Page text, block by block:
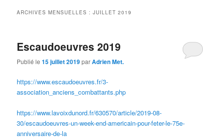
principal
secondaire
ARCHIVES MENSUELLES :JUILLET 2019
Escaudoeuvres 2019
Publié le15 juillet 2019parAdrien Met.
https://www.escaudoeuvres.fr/3-
association_anciens_combattants.php
https://www.lavoixdunord.fr/630570/article/2019-08-
30/escaudoeuvres-un-week-end-americain-pour-feter-le-75e-
anniversaire-de-la